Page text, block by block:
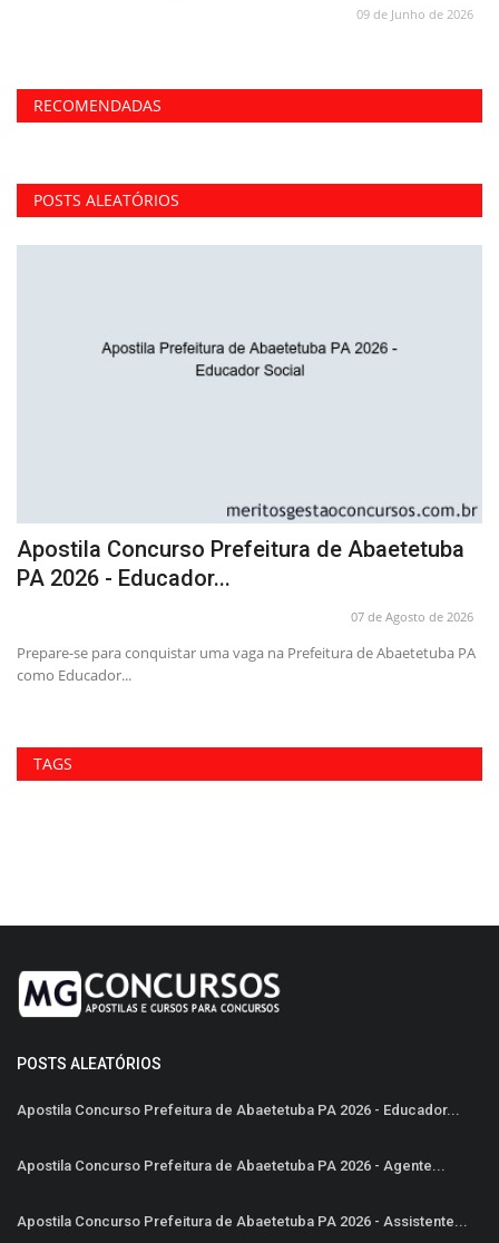
09 de Junho de 2026
RECOMENDADAS
POSTS ALEATÓRIOS
Apostila Concurso Prefeitura de Abaetetuba
PA 2026 - Educador...
07 de Agosto de 2026
Prepare-se para conquistar uma vaga na Prefeitura de Abaetetuba PA
como Educador...
TAGS
POSTS ALEATÓRIOS
Apostila Concurso Prefeitura de Abaetetuba PA 2026 - Educador...
Apostila Concurso Prefeitura de Abaetetuba PA 2026 - Agente...
Apostila Concurso Prefeitura de Abaetetuba PA 2026 - Assistente...